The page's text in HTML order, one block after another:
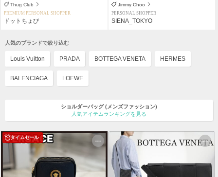
Thug Club
PREMIUM PERSONAL SHOPPER
ドットちょび
Jimmy Choo
PERSONAL SHOPPER
SIENA_TOKYO
人気のブランドで絞り込む
Louis Vuitton PRADA BOTTEGA VENETA HERMES
BALENCIAGA LOEWE
ショルダーバッグ (メンズファッション)
人気アイテムランキングを見る
タイムセール